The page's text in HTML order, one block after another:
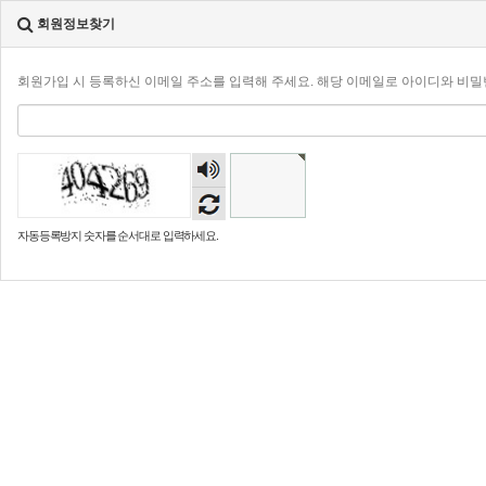
회원정보찾기
회원가입 시 등록하신 이메일 주소를 입력해 주세요. 해당 이메일로 아이디와 비
숫자
음성
듣기
자동등록방지 숫자를 순서대로 입력하세요.